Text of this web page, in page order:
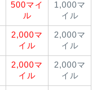
500マイ
ル
1,000マ
イル
2,000マ
イル
2,000マ
イル
2,000マ
イル
2,000マ
イル